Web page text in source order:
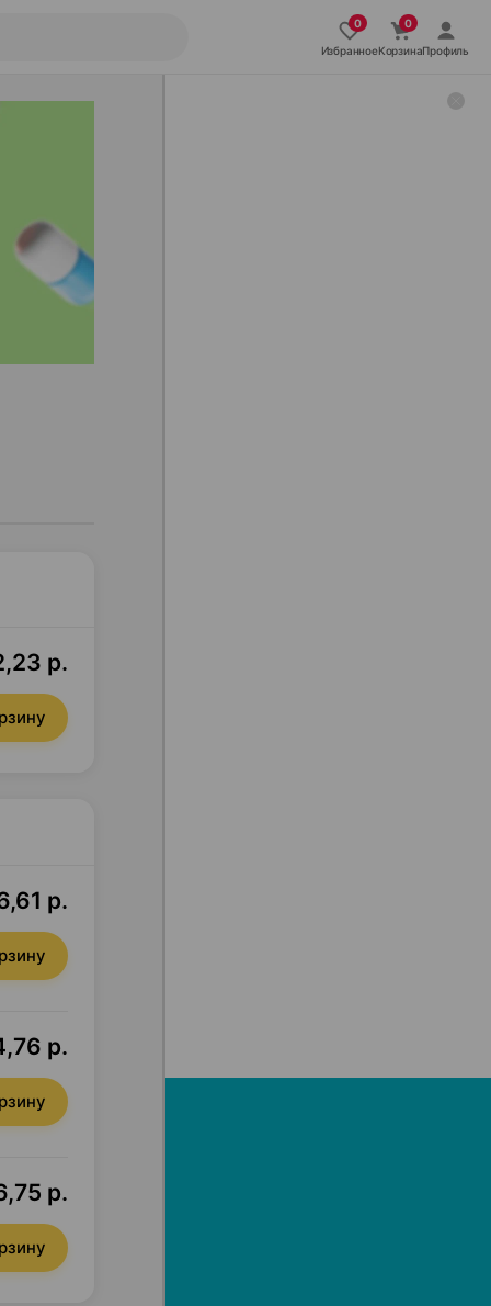
ИзбранноеКорзинаПрофиль
р.
р.
р.
р.